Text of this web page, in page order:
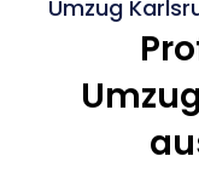
Umzug